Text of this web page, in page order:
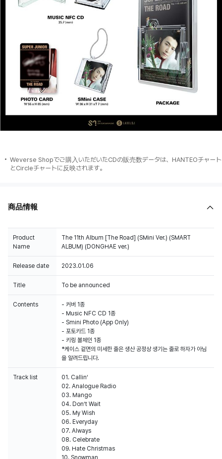
Weverse Shopでご購入いただいたCDの販売数データは、HANTEOチャート
とCircleチャートに反映されます。
商品情報
Product
Name
The 11th Album [The Road] (SMini Ver.) (SMART
ALBUM) (DONGHAE ver.)
Release date 2023.01.06
Title To be announced
Contents
- 커버 1종
- Music NFC CD 1종
- Smini Photo (App Only)
- 포토카드 1종
- 키링 볼체인 1종
*케이스 겉면의 미세한 줄은 생산 공정상 생기는 줄로 하자가 아님
을 알려드립니다.
Track list
01. Callin’
02. Analogue Radio
03. Mango
04. Don’t Wait
05. My Wish
06. Everyday
07. Always
08. Celebrate
09. Hate Christmas